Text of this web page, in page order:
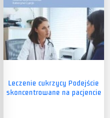
Leczenie cukrzycy Podejście
skoncentrowane na pacjencie